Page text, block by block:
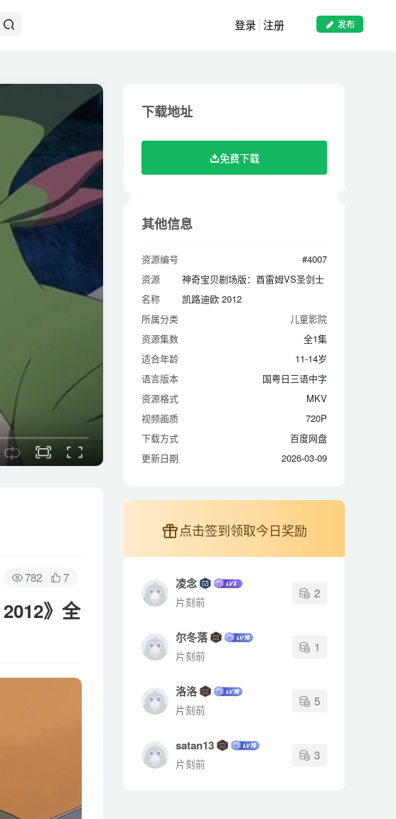
发布
登录 注册
782 7
》全
免费下载
资源
名称
神奇宝贝剧场版：酋雷姆VS圣剑士
凯路迪欧 2012
所属分类
资源集数
全1集
适合年龄
11-14岁
语言版本
国粤日三语中字
资源格式
MKV
视频画质
720P
下载方式
百度网盘
更新日期
2026-03-09
下载地址
免费下载
其他信息
资源编号
#4007
资源
名称
神奇宝贝剧场版：酋雷姆VS圣剑士
凯路迪欧 2012
所属分类
儿童影院
资源集数
全1集
适合年龄
11-14岁
语言版本
国粤日三语中字
资源格式
MKV
视频画质
720P
下载方式
百度网盘
更新日期
2026-03-09
点击签到领取今日奖励
凌念
片刻前
2
尔冬落
片刻前
1
洛洛
片刻前
5
satan13
片刻前
3